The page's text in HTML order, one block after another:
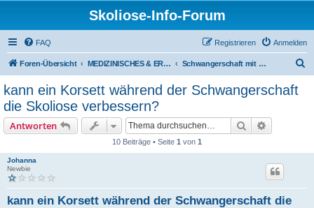
Skoliose-Info-Forum
FAQ Anmelden
Registrieren
Foren-Übersicht MEDIZINISCHES & ERFAHRUNGSAUSTAUSCH über Skoliose und Hyperkyphose Schwangerschaft mit Wirbelsäulenverkrümmung
kann ein Korsett während der Schwangerschaft
die Skoliose verbessern?
Antworten Suche
10 Beiträge • Seite 1 von 1
Johanna
Newbie
kann ein Korsett während der Schwangerschaft die